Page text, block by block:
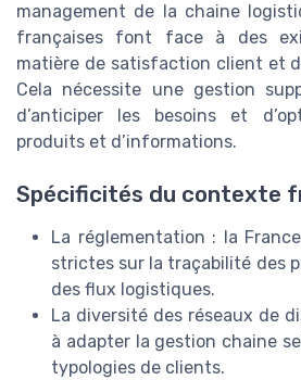
management de la chaine
françaises font face à des
matière de satisfaction client et
Cela nécessite une gestion
d’anticiper les besoins et
produits et d’informations.
Spécificités du contexte
La réglementation : la
strictes sur la traçabilité des
des flux logistiques.
La diversité des réseaux de
à adapter la gestion chaine
typologies de clients.